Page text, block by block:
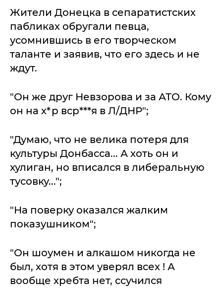
Жители Донецка в сепаратистских
пабликах обругали певца,
усомнившись в его творческом
таланте и заявив, что его здесь и не
ждут.
"Он же друг Невзорова и за АТО. Кому
он на х*р вср***я в Л/ДНР";
"Думаю, что не велика потеря для
культуры Донбасса... А хоть он и
хулиган, но вписался в либеральную
тусовку...";
"На поверку оказался жалким
показушником";
"Он шоумен и алкашом никогда не
был, хотя в этом уверял всех ! А
вообще хребта нет, ссучился